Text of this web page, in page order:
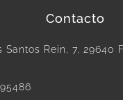
Contacto
Santos Rein, 7, 29640